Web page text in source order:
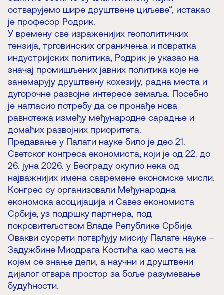
остварујемо шире друштвене циљеве“, истакао
је професор Родрик.
У времену све израженијих геополитичких
тензија, трговинских ограничења и повратка
индустријских политика, Родрик је указао на
значај промишљених јавних политика које не
занемарују друштвену кохезију, радна места и
дугорочне развојне интересе земаља. Посебно
је нагласио потребу да се пронађе нова
равнотежа између међународне сарадње и
домаћих развојних приоритета.
Предавање у Палати науке било је део 21.
Светског конгреса економиста, који је од 22. до
26. јуна 2026. у Београду окупио нека од
најважнијих имена савремене економске мисли.
Конгрес су организовали Међународна
економска асоцијација и Савез економиста
Србије, уз подршку партнера, под
покровитељством Владе Републике Србије.
Овакви сусрети потврђују мисију Палате науке –
Задужбине Миодрага Костића као места на
којем се знање дели, а научни и друштвени
дијалог отвара простор за боље разумевање
будућности.